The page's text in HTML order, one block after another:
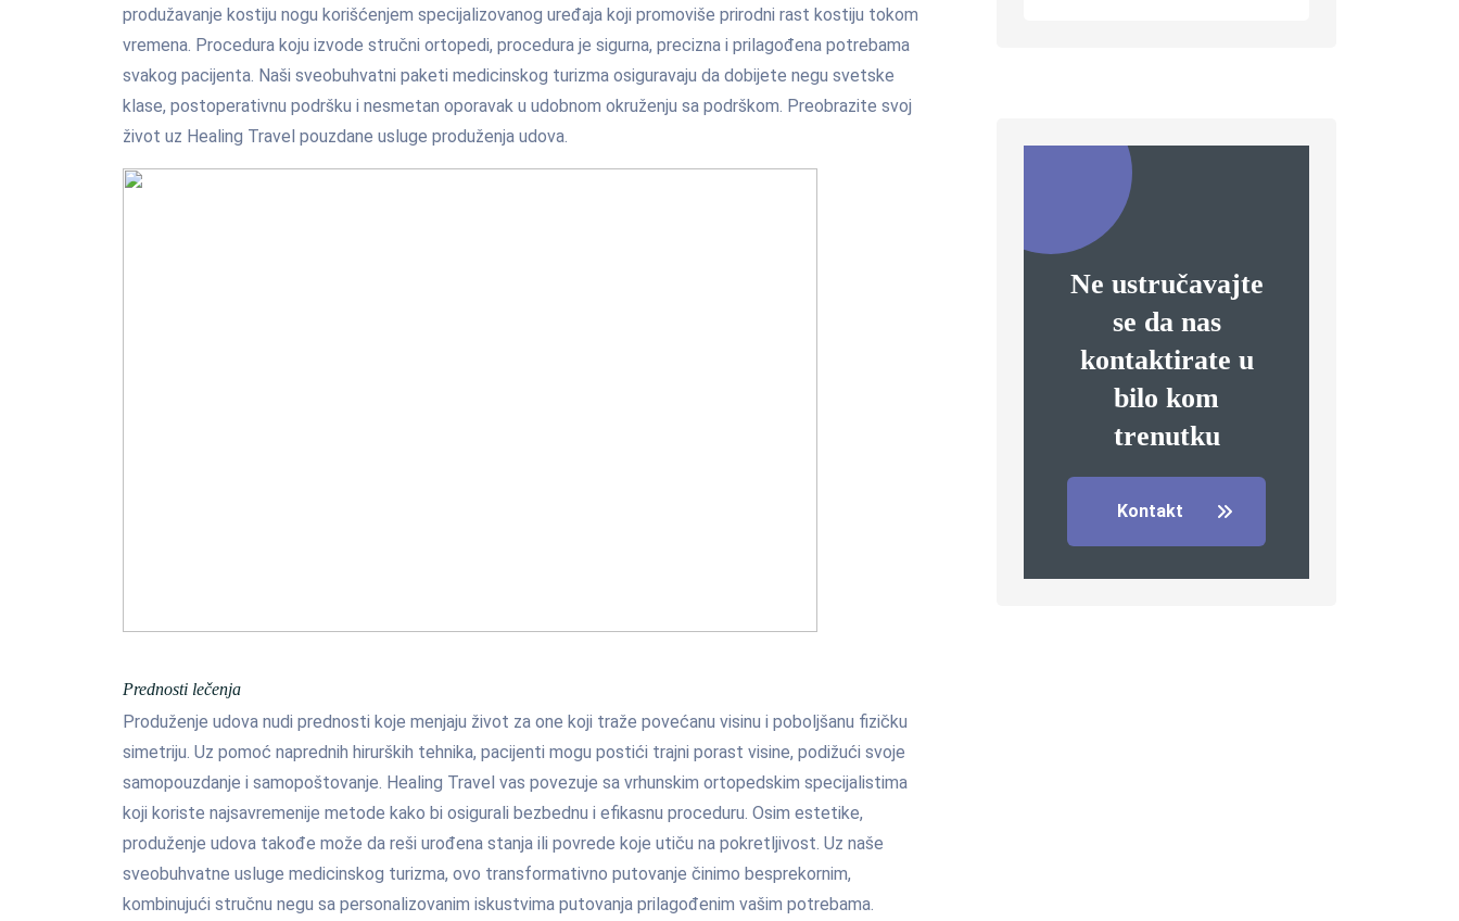
produžavanje kostiju nogu korišćenjem specijalizovanog uređaja koji promoviše prirodni rast kostiju tokom
vremena. Procedura koju izvode stručni ortopedi, procedura je sigurna, precizna i prilagođena potrebama
svakog pacijenta. Naši sveobuhvatni paketi medicinskog turizma osiguravaju da dobijete negu svetske
klase, postoperativnu podršku i nesmetan oporavak u udobnom okruženju sa podrškom. Preobrazite svoj
život uz Healing Travel pouzdane usluge produženja udova.
Prednosti lečenja
Produženje udova nudi prednosti koje menjaju život za one koji traže povećanu visinu i poboljšanu fizičku
simetriju. Uz pomoć naprednih hirurških tehnika, pacijenti mogu postići trajni porast visine, podižući svoje
samopouzdanje i samopoštovanje. Healing Travel vas povezuje sa vrhunskim ortopedskim specijalistima
koji koriste najsavremenije metode kako bi osigurali bezbednu i efikasnu proceduru. Osim estetike,
produženje udova takođe može da reši urođena stanja ili povrede koje utiču na pokretljivost. Uz naše
sveobuhvatne usluge medicinskog turizma, ovo transformativno putovanje činimo besprekornim,
kombinujući stručnu negu sa personalizovanim iskustvima putovanja prilagođenim vašim potrebama.
Ne ustručavajte
se da nas
kontaktirate u
bilo kom
trenutku
Kontakt